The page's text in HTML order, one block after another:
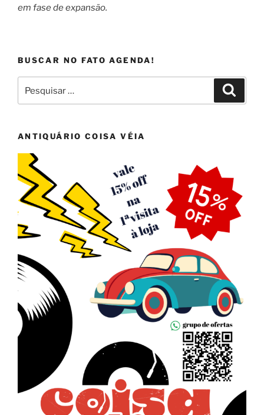
em fase de expansão.
BUSCAR NO FATO AGENDA!
por:
ANTIQUÁRIO COISA VÉIA